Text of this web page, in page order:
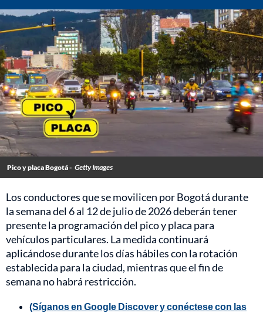
Pico y placa Bogotá - Getty Images
Los conductores que se movilicen por Bogotá durante
la semana del 6 al 12 de julio de 2026 deberán tener
presente la programación del pico y placa para
vehículos particulares. La medida continuará
aplicándose durante los días hábiles con la rotación
establecida para la ciudad, mientras que el fin de
semana no habrá restricción.
(Síganos en Google Discover y conéctese con las